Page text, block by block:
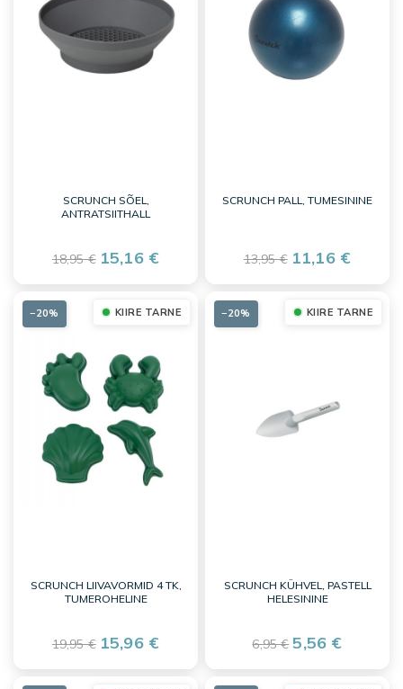
SCRUNCH SÕEL,
ANTRATSIITHALL
18,95 € 15,16 €
SCRUNCH PALL, TUMESININE
13,95 € 11,16 €
KIIRE TARNE
SCRUNCH LIIVAVORMID 4 TK,
TUMEROHELINE
19,95 € 15,96 €
−20% KIIRE TARNE
SCRUNCH KÜHVEL, PASTELL
HELESININE
6,95 € 5,56 €
−20%